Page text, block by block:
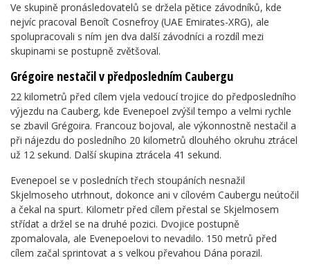
Ve skupině pronásledovatelů se držela pětice závodníků, kde
nejvíc pracoval Benoît Cosnefroy (UAE Emirates-XRG), ale
spolupracovali s ním jen dva další závodníci a rozdíl mezi
skupinami se postupně zvětšoval.
Grégoire nestačil v předposledním Caubergu
22 kilometrů před cílem vjela vedoucí trojice do předposledního
výjezdu na Cauberg, kde Evenepoel zvýšil tempo a velmi rychle
se zbavil Grégoira. Francouz bojoval, ale výkonnostně nestačil a
při nájezdu do posledního 20 kilometrů dlouhého okruhu ztrácel
už 12 sekund. Další skupina ztrácela 41 sekund.
Evenepoel se v posledních třech stoupáních nesnažil
Skjelmoseho utrhnout, dokonce ani v cílovém Caubergu neútočil
a čekal na spurt. Kilometr před cílem přestal se Skjelmosem
střídat a držel se na druhé pozici. Dvojice postupně
zpomalovala, ale Evenepoelovi to nevadilo. 150 metrů před
cílem začal sprintovat a s velkou převahou Dána porazil.